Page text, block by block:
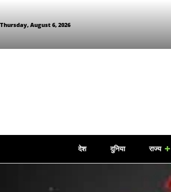
Thursday, August 6, 2026
देश दुनिया राज्य